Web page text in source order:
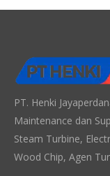
PT. Henki
Maintenance dan
Steam Turbine,
Wood Chip, Agen